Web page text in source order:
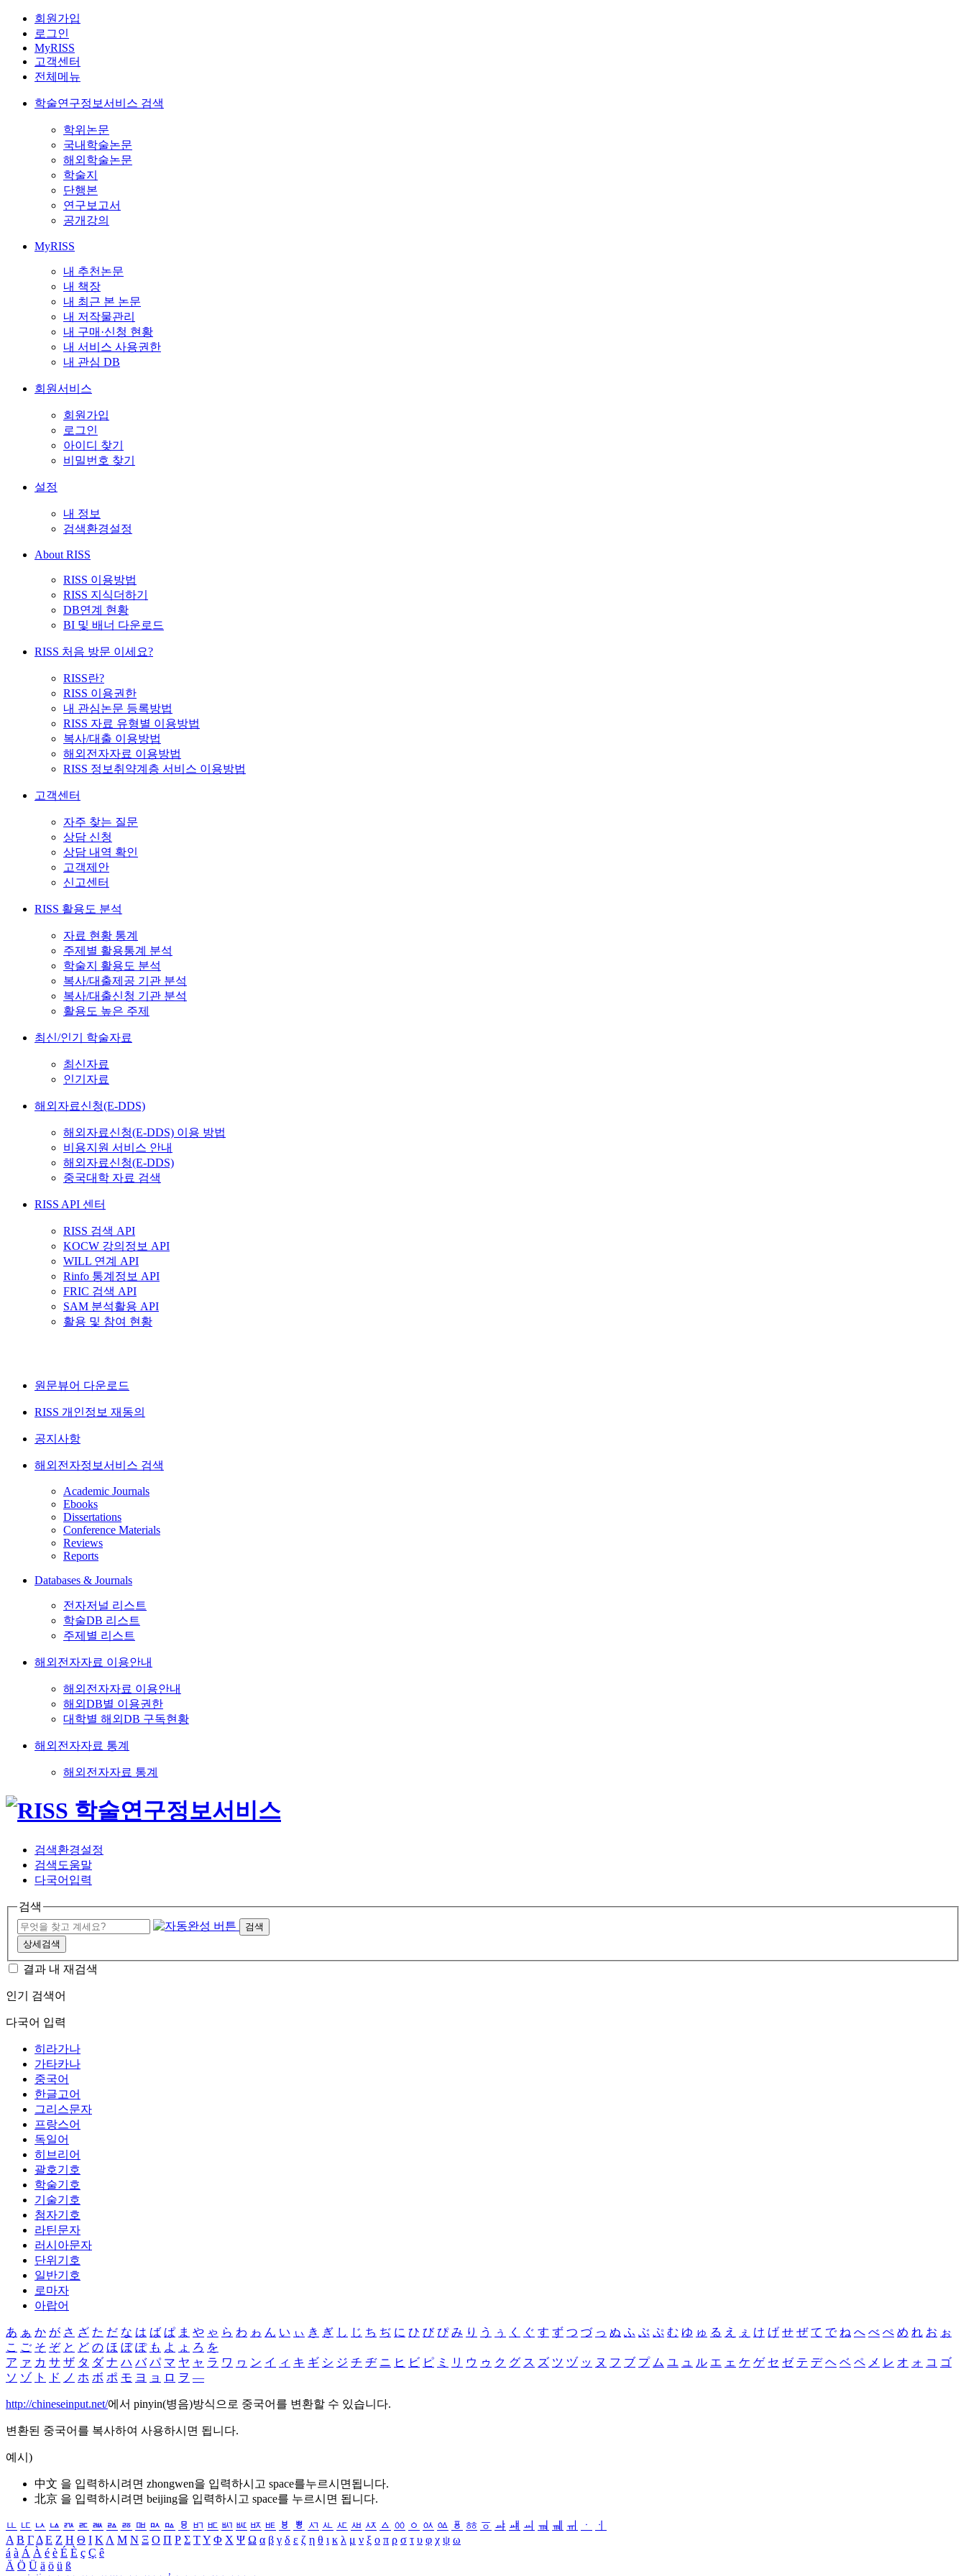
회원가입
로그인
MyRISS
고객센터
전체메뉴
학술연구정보서비스 검색
학위논문
국내학술논문
해외학술논문
학술지
단행본
연구보고서
공개강의
MyRISS
내 추천논문
내 책장
내 최근 본 논문
내 저작물관리
내 구매·신청 현황
내 서비스 사용권한
내 관심 DB
회원서비스
회원가입
로그인
아이디 찾기
비밀번호 찾기
설정
내 정보
검색환경설정
About RISS
RISS 이용방법
RISS 지식더하기
DB연계 현황
BI 및 배너 다운로드
RISS 처음 방문 이세요?
RISS란?
RISS 이용권한
내 관심논문 등록방법
RISS 자료 유형별 이용방법
복사/대출 이용방법
해외전자자료 이용방법
RISS 정보취약계층 서비스 이용방법
고객센터
자주 찾는 질문
상담 신청
상담 내역 확인
고객제안
신고센터
RISS 활용도 분석
자료 현황 통계
주제별 활용통계 분석
학술지 활용도 분석
복사/대출제공 기관 분석
복사/대출신청 기관 분석
활용도 높은 주제
최신/인기 학술자료
최신자료
인기자료
해외자료신청(E-DDS)
해외자료신청(E-DDS) 이용 방법
비용지원 서비스 안내
해외자료신청(E-DDS)
중국대학 자료 검색
RISS API 센터
RISS 검색 API
KOCW 강의정보 API
WILL 연계 API
Rinfo 통계정보 API
FRIC 검색 API
SAM 분석활용 API
활용 및 참여 현황
원문뷰어 다운로드
RISS 개인정보 재동의
공지사항
해외전자정보서비스 검색
Academic Journals
Ebooks
Dissertations
Conference Materials
Reviews
Reports
Databases & Journals
전자저널 리스트
학술DB 리스트
주제별 리스트
해외전자자료 이용안내
해외전자자료 이용안내
해외DB별 이용권한
대학별 해외DB 구독현황
해외전자자료 통계
해외전자자료 통계
검색환경설정
검색도움말
다국어입력
검색
검색
상세검색
결과 내 재검색
인기 검색어
다국어 입력
히라가나
가타카나
중국어
한글고어
그리스문자
프랑스어
독일어
히브리어
괄호기호
학술기호
기술기호
첨자기호
라틴문자
러시아문자
단위기호
일반기호
로마자
아랍어
あ ぁ か が さ ざ た だ な は ば ぱ ま や ゃ ら わ ゎ ん い ぃ き ぎ し じ ち ぢ に ひ び ぴ み り う ぅ く ぐ す ず つ づ っ ぬ ふ ぶ ぷ む ゆ ゅ る え ぇ け げ せ ぜ て で ね へ べ ぺ め れ お ぉ
こ ご そ ぞ と ど の ほ ぼ ぽ も よ ょ ろ を
ア ァ カ サ ザ タ ダ ナ ハ バ パ マ ヤ ャ ラ ワ ヮ ン イ ィ キ ギ シ ジ チ ヂ ニ ヒ ビ ピ ミ リ ウ ゥ ク グ ス ズ ツ ヅ ッ ヌ フ ブ プ ム ユ ュ ル エ ェ ケ ゲ セ ゼ テ デ ヘ ベ ペ メ レ オ ォ コ ゴ
ソ ゾ ト ド ノ ホ ボ ポ モ ヨ ョ ロ ヲ ―
http://chineseinput.net/에서 pinyin(병음)방식으로 중국어를 변환할 수 있습니다.
변환된 중국어를 복사하여 사용하시면 됩니다.
예시)
中文 을 입력하시려면 zhongwen을 입력하시고 space를누르시면됩니다.
北京 을 입력하시려면 beijing을 입력하시고 space를 누르시면 됩니다.
ㅥ ㅦ ㅧ ㅨ ㅩ ㅪ ㅫ ㅬ ㅭ ㅮ ㅯ ㅰ ㅱ ㅲ ㅳ ㅴ ㅵ ㅶ ㅷ ㅸ ㅹ ㅺ ㅻ ㅼ ㅽ ㅾ ㅿ ㆀ ㆁ ㆂ ㆃ ㆄ ㆅ ㆆ ㆇ ㆈ ㆉ ㆊ ㆋ ㆌ ㆍ
ㆎ
Α Β ΓΔ Ε Ζ Η Θ Ι ΚΛ Μ Ν Ξ Ο Π Ρ Σ ΤΥ Φ Χ Ψ Ω α β γ δ ε ζ η θ ι κ λ μ ν ξ ο π ρ σ τ υ φ χ ψ ω
á à Á À é è É È ç Ç ê
Ä Ö Ü ä ö ü ß